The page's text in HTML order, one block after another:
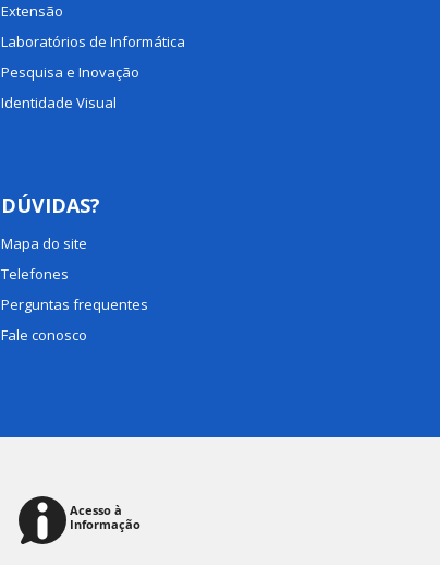
Extensão
Laboratórios de Informática
Pesquisa e Inovação
Identidade Visual
DÚVIDAS?
Mapa do site
Telefones
Perguntas frequentes
Fale conosco